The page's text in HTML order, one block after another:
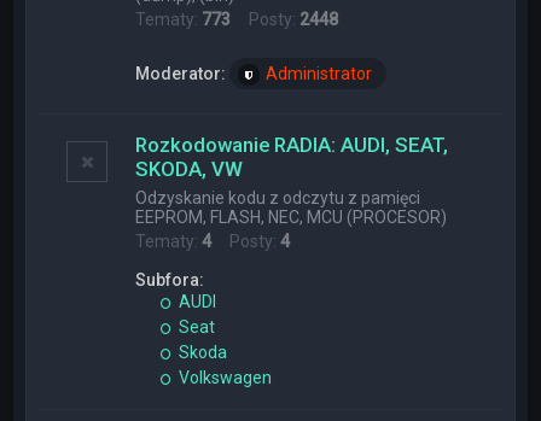
Tematy: 773 Posty: 2448
Moderator: Administrator
Rozkodowanie RADIA: AUDI, SEAT,
SKODA, VW
Odzyskanie kodu z odczytu z pamięci
EEPROM, FLASH, NEC, MCU (PROCESOR)
Tematy:4Posty:4
Subfora:
AUDI
Seat
Skoda
Volkswagen